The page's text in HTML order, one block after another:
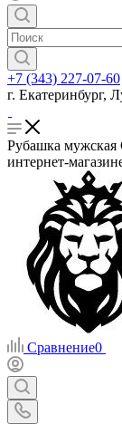
+7 (343) 227-07-60
г. Екатеринбург,
Рубашка мужская
интернет-
Сравнение0